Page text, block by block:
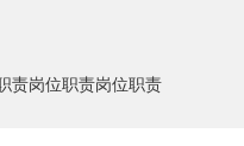
责岗位职责岗位职责